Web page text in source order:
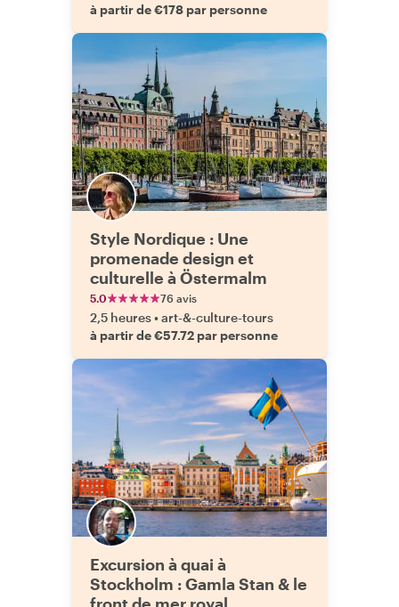
à partir de €178 par personne
Style Nordique : Une
promenade design et
culturelle à Östermalm
5.0 76 avis
2,5 heures•art-&-culture-tours
à partir de €57.72 par personne
Excursion à quai à
Stockholm : Gamla Stan & le